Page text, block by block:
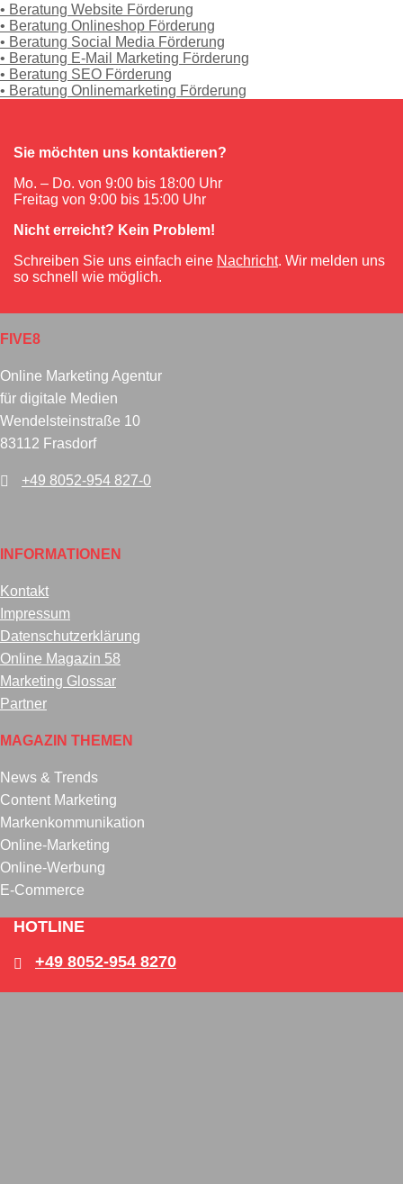
• Beratung Website Förderung
• Beratung Onlineshop Förderung
• Beratung Social Media Förderung
• Beratung E-Mail Marketing Förderung
• Beratung SEO Förderung
• Beratung Onlinemarketing Förderung
Sie möchten uns kontaktieren?
Mo. – Do. von 9:00 bis 18:00 Uhr
Freitag von 9:00 bis 15:00 Uhr
Nicht erreicht? Kein Problem!
Schreiben Sie uns einfach eine Nachricht. Wir melden uns
so schnell wie möglich.
FIVE8
Online Marketing Agentur
für digitale Medien
Wendelsteinstraße 10
83112 Frasdorf
+49 8052-954 827-0
INFORMATIONEN
Kontakt
Impressum
Datenschutzerklärung
Online Magazin 58
Marketing Glossar
Partner
MAGAZIN THEMEN
News & Trends
Content Marketing
Markenkommunikation
Online-Marketing
Online-Werbung
E-Commerce
HOTLINE
+49 8052-954 8270